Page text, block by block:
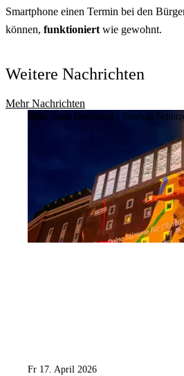
Smartphone einen Termin bei den
können, funktioniert wie gewohnt.
Weitere Nachrichten
Mehr Nachrichten
Bild: Stadt Dortmund / Stephan
Fr 17. April 2026